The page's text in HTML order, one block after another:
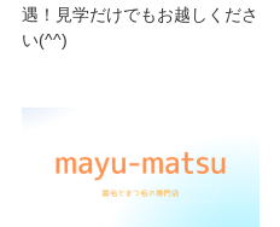
遇！見学だけでもお越しくださ
い(^^)